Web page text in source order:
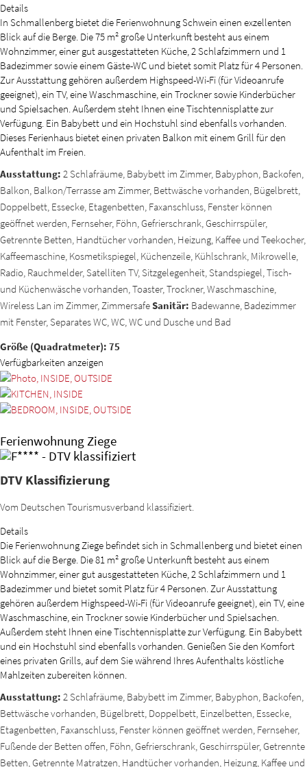
Details
In Schmallenberg bietet die Ferienwohnung Schwein einen exzellenten
Blick auf die Berge. Die 75 m² große Unterkunft besteht aus einem
Wohnzimmer, einer gut ausgestatteten Küche, 2 Schlafzimmern und 1
Badezimmer sowie einem Gäste-WC und bietet somit Platz für 4 Personen.
Zur Ausstattung gehören außerdem Highspeed-Wi-Fi (für Videoanrufe
geeignet), ein TV, eine Waschmaschine, ein Trockner sowie Kinderbücher
und Spielsachen. Außerdem steht Ihnen eine Tischtennisplatte zur
Verfügung. Ein Babybett und ein Hochstuhl sind ebenfalls vorhanden.
Dieses Ferienhaus bietet einen privaten Balkon mit einem Grill für den
Aufenthalt im Freien.
Ausstattung: 2 Schlafräume, Babybett im Zimmer, Babyphon, Backofen,
Balkon, Balkon/Terrasse am Zimmer, Bettwäsche vorhanden, Bügelbrett,
Doppelbett, Essecke, Etagenbetten, Faxanschluss, Fenster können
geöffnet werden, Fernseher, Föhn, Gefrierschrank, Geschirrspüler,
Getrennte Betten, Handtücher vorhanden, Heizung, Kaffee und Teekocher,
Kaffeemaschine, Kosmetikspiegel, Küchenzeile, Kühlschrank, Mikrowelle,
Radio, Rauchmelder, Satelliten TV, Sitzgelegenheit, Standspiegel, Tisch-
und Küchenwäsche vorhanden, Toaster, Trockner, Waschmaschine,
Wireless Lan im Zimmer, ZimmersafeSanitär: Badewanne, Badezimmer
mit Fenster, Separates WC, WC, WC und Dusche und Bad
Größe (Quadratmeter): 75
Verfügbarkeiten anzeigen
Ferienwohnung Ziege
DTV Klassifizierung
Vom Deutschen Tourismusverband klassifiziert.
Details
Die Ferienwohnung Ziege befindet sich in Schmallenberg und bietet einen
Blick auf die Berge. Die 81 m² große Unterkunft besteht aus einem
Wohnzimmer, einer gut ausgestatteten Küche, 2 Schlafzimmern und 1
Badezimmer und bietet somit Platz für 4 Personen. Zur Ausstattung
gehören außerdem Highspeed-Wi-Fi (für Videoanrufe geeignet), ein TV, eine
Waschmaschine, ein Trockner sowie Kinderbücher und Spielsachen.
Außerdem steht Ihnen eine Tischtennisplatte zur Verfügung. Ein Babybett
und ein Hochstuhl sind ebenfalls vorhanden. Genießen Sie den Komfort
eines privaten Grills, auf dem Sie während Ihres Aufenthalts köstliche
Mahlzeiten zubereiten können.
Ausstattung: 2 Schlafräume, Babybett im Zimmer, Babyphon, Backofen,
Bettwäsche vorhanden, Bügelbrett, Doppelbett, Einzelbetten, Essecke,
Etagenbetten, Faxanschluss, Fenster können geöffnet werden, Fernseher,
Fußende der Betten offen, Föhn, Gefrierschrank, Geschirrspüler, Getrennte
Betten, Getrennte Matratzen, Handtücher vorhanden, Heizung, Kaffee und